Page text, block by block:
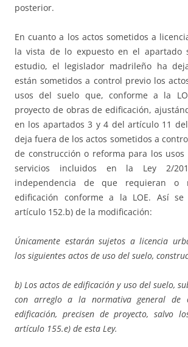
posterior.
En cuanto a los actos sometidos a
la vista de lo expuesto en el apartado
estudio, el legislador madrileño ha
están sometidos a control previo los
usos del suelo que, conforme a la
proyecto de obras de edificación,
en los apartados 3 y 4 del artículo 11 del
deja fuera de los actos sometidos a
de construcción o reforma para los usos
servicios incluidos en la Ley 2/
independencia de que requieran o
edificación conforme a la LOE. Así
artículo 152.b) de la modificación:
Únicamente estarán sujetos a licencia
los siguientes actos de uso del suelo,
b) Los actos de edificación y uso del suelo,
con arreglo a la normativa general de
edificación, precisen de proyecto, salvo
artículo 155.e) de esta Ley.